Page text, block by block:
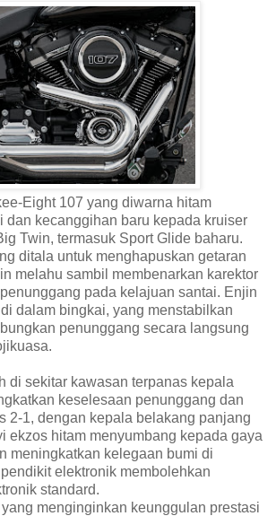
Eight 107 yang diwarna hitam
dan kecanggihan baru kepada kruiser
Twin, termasuk Sport Glide baharu.
ditala untuk menghapuskan getaran
melahu sambil membenarkan karektor
pada kelajuan santai. Enjin
dalam bingkai, yang menstabilkan
penunggang secara langsung
di sekitar kawasan terpanas kepala
keselesaan penunggang dan
2-1, dengan kepala belakang panjang
ekzos hitam menyumbang kepada gaya
meningkatkan kelegaan bumi di
elektronik membolehkan
standard.
menginginkan keunggulan prestasi